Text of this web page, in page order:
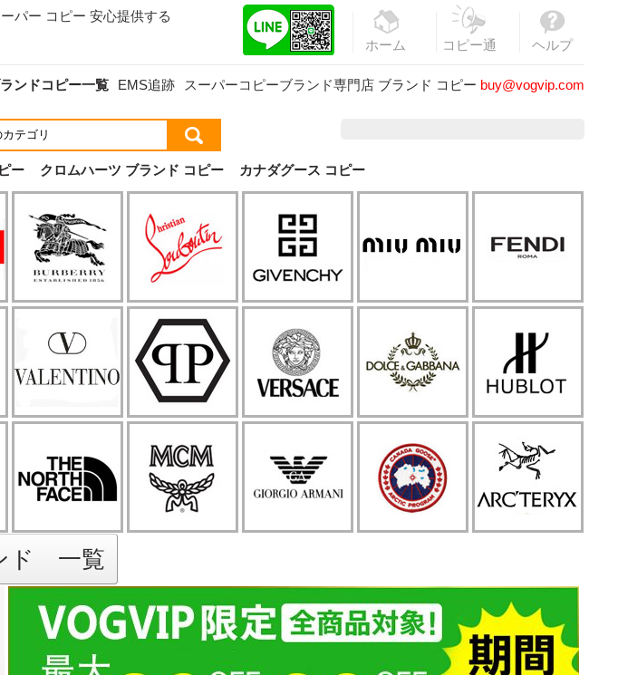
ーパー コピー 安心提供する
ホーム
コピー通
ヘルプ
ンドコピー一覧 EMS追跡 スーパーコピーブランド専門店 ブランド コピー buy@vogvip.com
ー クロムハーツ ブランド コピー カナダグース コピー
ド 一覧